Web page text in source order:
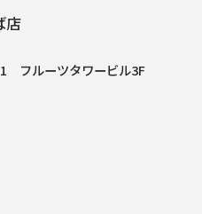
店
フルーツタワービル3F